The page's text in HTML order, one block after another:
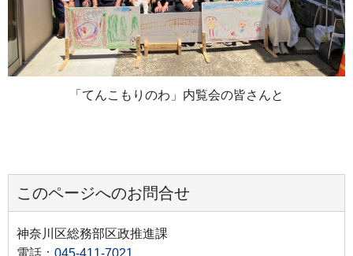
「てんこもりのわ」内覧会の皆さんと
このページへのお問合せ
神奈川区総務部区政推進課
電話： 045-411-7021